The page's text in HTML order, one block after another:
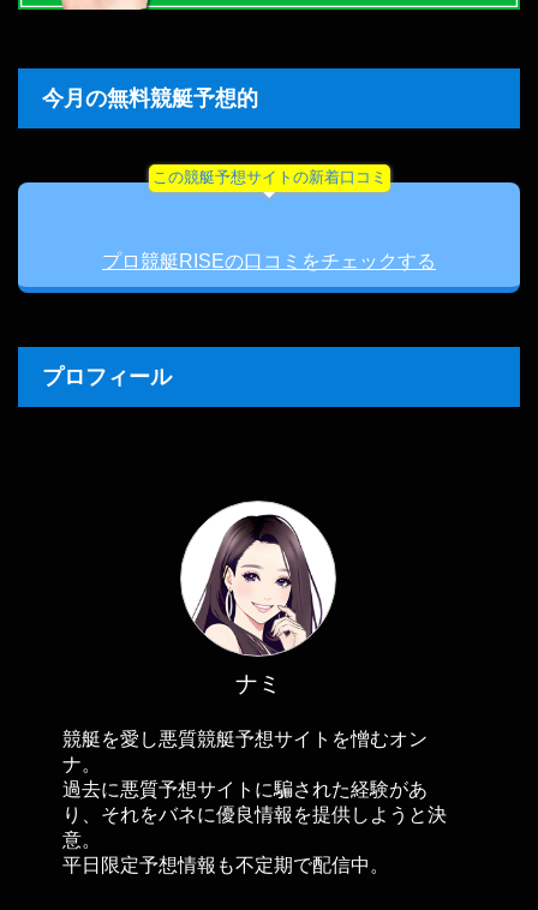
今月の無料競艇予想的
この競艇予想サイトの新着口コミ
プロ競艇RISEの口コミをチェックする
プロフィール
ナミ
競艇を愛し悪質競艇予想サイトを憎むオン
ナ。
過去に悪質予想サイトに騙された経験があ
り、それをバネに優良情報を提供しようと決
意。
平日限定予想情報も不定期で配信中。